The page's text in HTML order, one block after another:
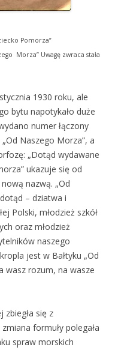
Pomorza”
Morza” Uwagę zwraca stała
1930 roku, ale
bytu napotykało duże
numer łączony
Naszego Morza”, a
„Dotąd wydawane
ukazuje się od
nazwą. „Od
– dziatwa i
Polski, młodzież szkół
oraz młodzież
naszego
jest w Bałtyku „Od
wasz rozum, na wasze
zbiegła się z
formuły polegała
spraw morskich